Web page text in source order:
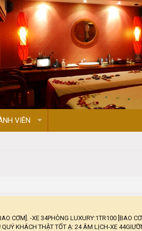
VIÊN
CƠM]. -XE 34PHÒNG LUXURY:1TR100 [BAO
KHÁCH THẬT TỐT Ạ: 24 ÂM LỊCH-XE